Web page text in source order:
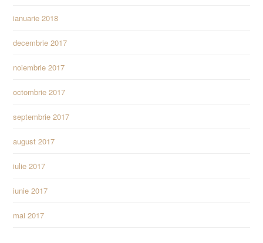
ianuarie 2018
decembrie 2017
noiembrie 2017
octombrie 2017
septembrie 2017
august 2017
iulie 2017
iunie 2017
mai 2017